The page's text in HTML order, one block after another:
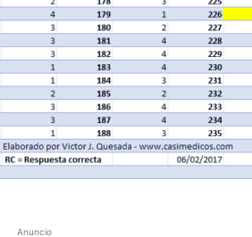
Anuncio